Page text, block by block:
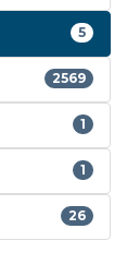
5
2569
1
1
26